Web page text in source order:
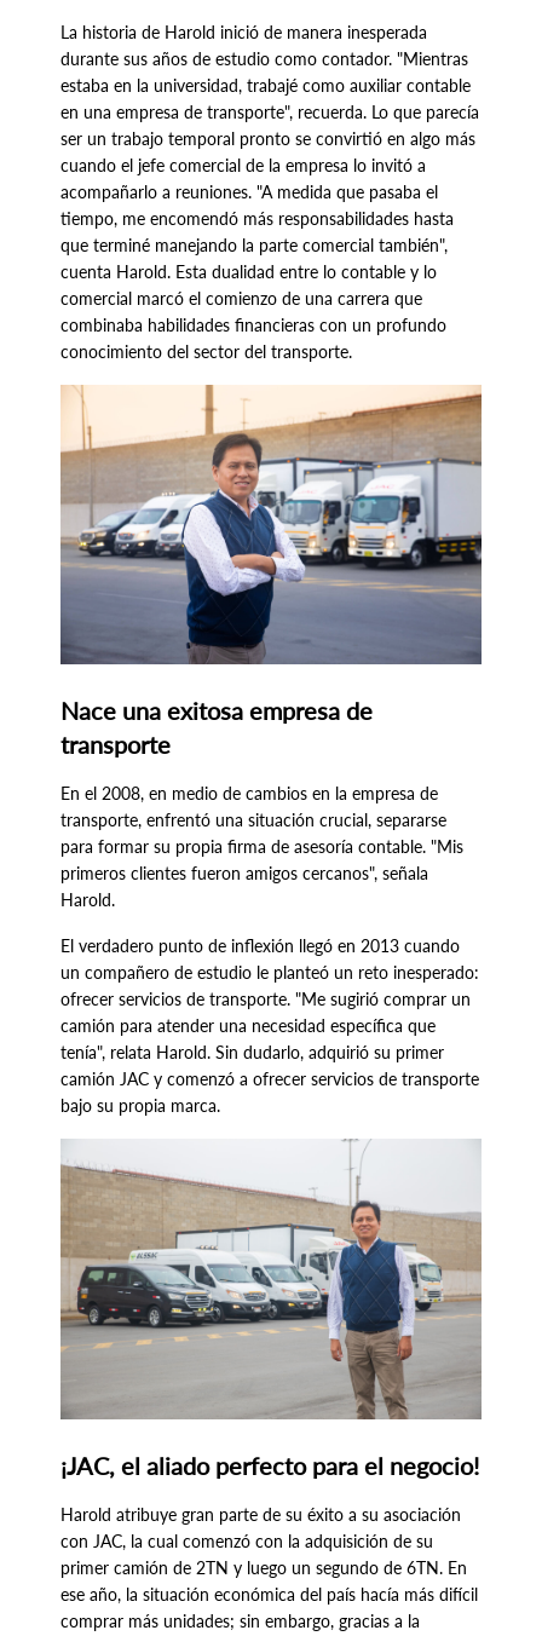
La historia de Harold inició de manera inesperada
durante sus años de estudio como contador. "Mientras
estaba en la universidad, trabajé como auxiliar contable
en una empresa de transporte", recuerda. Lo que parecía
ser un trabajo temporal pronto se convirtió en algo más
cuando el jefe comercial de la empresa lo invitó a
acompañarlo a reuniones. "A medida que pasaba el
tiempo, me encomendó más responsabilidades hasta
que terminé manejando la parte comercial también",
cuenta Harold. Esta dualidad entre lo contable y lo
comercial marcó el comienzo de una carrera que
combinaba habilidades financieras con un profundo
conocimiento del sector del transporte.
Nace una exitosa empresa de
transporte
En el 2008, en medio de cambios en la empresa de
transporte, enfrentó una situación crucial, separarse
para formar su propia firma de asesoría contable. "Mis
primeros clientes fueron amigos cercanos", señala
Harold.
El verdadero punto de inflexión llegó en 2013 cuando
un compañero de estudio le planteó un reto inesperado:
ofrecer servicios de transporte. "Me sugirió comprar un
camión para atender una necesidad específica que
tenía", relata Harold. Sin dudarlo, adquirió su primer
camión JAC y comenzó a ofrecer servicios de transporte
bajo su propia marca.
¡JAC, el aliado perfecto para el negocio!
Harold atribuye gran parte de su éxito a su asociación
con JAC, la cual comenzó con la adquisición de su
primer camión de 2TN y luego un segundo de 6TN. En
ese año, la situación económica del país hacía más difícil
comprar más unidades; sin embargo, gracias a la